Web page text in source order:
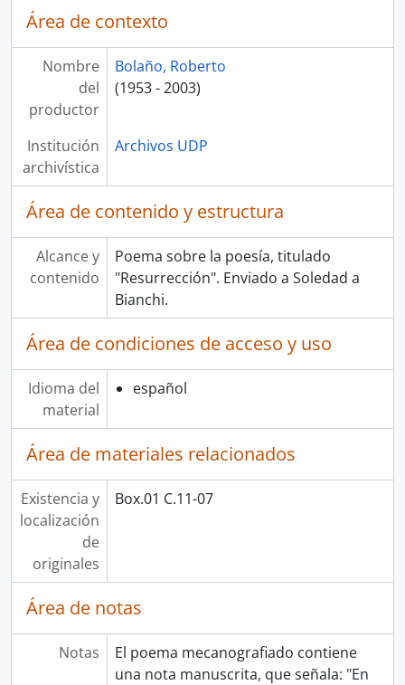
Área de contexto
Nombre
del
productor
Bolaño, Roberto
(1953 - 2003)
Institución
archivística
Archivos UDP
Área de contenido y estructura
Alcance y
contenido
Poema sobre la poesía, titulado
"Resurrección". Enviado a Soledad a
Bianchi.
Área de condiciones de acceso y uso
Idioma del
material
español
Área de materiales relacionados
Existencia y
localización
de
originales
Box.01 C.11-07
Área de notas
Notas
El poema mecanografiado contiene
una nota manuscrita, que señala: "En